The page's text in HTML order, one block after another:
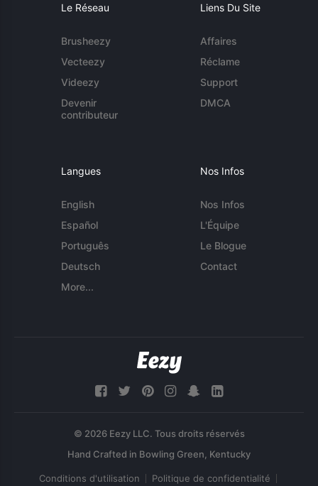
Le Réseau
Brusheezy
Vecteezy
Videezy
Devenir
contributeur
Liens Du Site
Affaires
Réclame
Support
DMCA
Langues
English
Español
Português
Deutsch
More...
Nos Infos
Nos Infos
L'Équipe
Le Blogue
Contact
© 2026 Eezy LLC. Tous droits réservés
Conditions d'utilisation Politique de confidentialité